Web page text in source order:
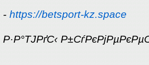
- https://betsport-kz.space
Р·Р°ТЈРґС‹